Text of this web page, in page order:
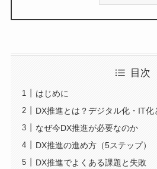
目次
はじめに
DX推進とは？デジタル化・IT化
なぜ今DX推進が必要なのか
DX推進の進め方（5ステップ）
DX推進でよくある課題と失敗